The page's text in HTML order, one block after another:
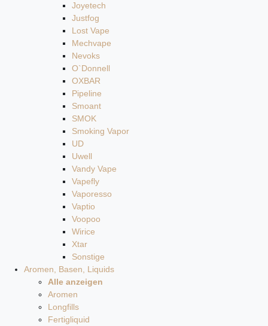
Joyetech
Justfog
Lost Vape
Mechvape
Nevoks
O`Donnell
OXBAR
Pipeline
Smoant
SMOK
Smoking Vapor
UD
Uwell
Vandy Vape
Vapefly
Vaporesso
Vaptio
Voopoo
Wirice
Xtar
Sonstige
Aromen, Basen, Liquids
Alle anzeigen
Aromen
Longfills
Fertigliquid